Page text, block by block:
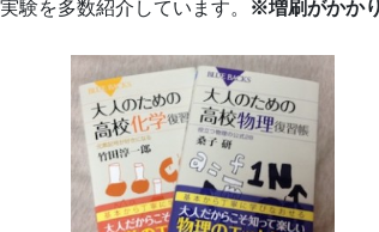
験を多数紹介しています。
※増刷がかか